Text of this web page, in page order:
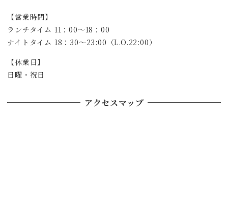
【営業時間】
ランチタイム 11：00～18：00
ナイトタイム 18：30～23:00（L.O.22:00）
【休業日】
日曜・祝日
アクセスマップ